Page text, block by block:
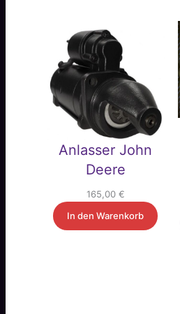
Anlasser John
Deere
165,00 €
In den Warenkorb